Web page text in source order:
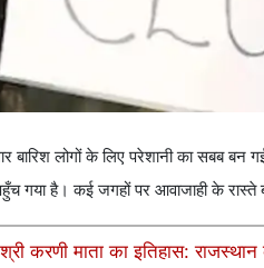
बारिश लोगों के लिए परेशानी का सबब
गया है। कई जगहों पर आवाजाही के रास्ते
श्री करणी माता का इतिहास: